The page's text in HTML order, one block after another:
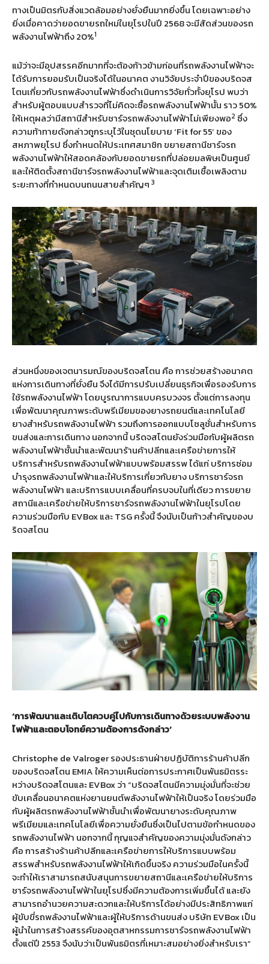
ทางเป็นมิตรกับสิ่งแวดล้อมอย่างยั่งยืนมากยิ่งขึ้น โดยเฉพาะอย่าง
ยิ่งเมื่อคาดว่ายอดขายรถใหม่ในยุโรปในปี 2568 จะมีสัดส่วนของรถ
พลังงานไฟฟ้าถึง 20%1
แม้ว่าจะมีอุปสรรคอีกมากที่จะต้องก้าวข้ามก่อนที่รถพลังงานไฟฟ้าจะ
ได้รับการยอมรับเป็นจริงได้ในอนาคต งานวิจัยประจำปีของบริดจส
โตนเกี่ยวกับรถพลังงานไฟฟ้าซึ่งดำเนินการวิจัยทั่วทั้งยุโรป พบว่า
สำหรับผู้ตอบแบบสำรวจที่ไม่คิดจะซื้อรถพลังงานไฟฟ้านั้น ราว 50%
ให้เหตุผลว่ามีสถานีสำหรับชาร์จรถพลังงานไฟฟ้าไม่เพียงพอ2 ซึ่ง
ความท้าทายดังกล่าวถูกระบุไว้ในชุดนโยบาย ‘Fit for 55’ ของ
สหภาพยุโรป ซึ่งกำหนดให้ประเทศสมาชิก ขยายสถานีชาร์จรถ
พลังงานไฟฟ้าให้สอดคล้องกับยอดขายรถที่ปล่อยมลพิษเป็นศูนย์
และให้ติดตั้งสถานีชาร์จรถพลังงานไฟฟ้าและจุดเติมเชื้อเพลิงตาม
ระยะทางที่กำหนดบนถนนสายสำคัญๆ 3
ส่วนหนึ่งของเจตนารมณ์ของบริดจสโตน คือ การช่วยสร้างอนาคต
แห่งการเดินทางที่ยั่งยืน จึงได้มีการปรับเปลี่ยนธุรกิจเพื่อรองรับการ
ใช้รถพลังงานไฟฟ้า โดยบูรณาการแบบครบวงจร ตั้งแต่การลงทุน
เพื่อพัฒนาคุณภาพระดับพรีเมียมของยางรถยนต์และเทคโนโลยี
ยางสำหรับรถพลังงานไฟฟ้า รวมถึงการออกแบบโซลูชั่นสำหรับการ
ขนส่งและการเดินทาง นอกจากนี้ บริดจสโตนยังร่วมมือกับผู้ผลิตรถ
พลังงานไฟฟ้าชั้นนำและพัฒนาร้านค้าปลีกและเครือข่ายการให้
บริการสำหรับรถพลังงานไฟฟ้าแบบพร้อมสรรพ ได้แก่ บริการซ่อม
บำรุงรถพลังงานไฟฟ้าและให้บริการเกี่ยวกับยาง บริการชาร์จรถ
พลังงานไฟฟ้า และบริการแบบเคลื่อนที่ครบจบในที่เดียว การขยาย
สถานีและเครือข่ายให้บริการชาร์จรถพลังงานไฟฟ้าในยุโรปโดย
ความร่วมมือกับ EVBox และ TSG ครั้งนี้ จึงนับเป็นก้าวสำคัญของบ
ริดจสโตน
‘การพัฒนาและเติบโตควบคู่ไปกับการเดินทางด้วยระบบพลังงาน
ไฟฟ้าและตอบโจทย์ความต้องการดังกล่าว’
Christophe de Valroger รองประธานฝ่ายปฏิบัติการร้านค้าปลีก
ของบริดจสโตน EMIA ให้ความเห็นต่อการประกาศเป็นพันธมิตรระ
หว่างบริดจสโตนและ EVBox ว่า “บริดจสโตนมีความมุ่งมั่นที่จะช่วย
ขับเคลื่อนอนาคตแห่งยานยนต์พลังงานไฟฟ้าให้เป็นจริง โดยร่วมมือ
กับผู้ผลิตรถพลังงานไฟฟ้าชั้นนำเพื่อพัฒนายางระดับคุณภาพ
พรีเมียมและเทคโนโลยีเพื่อความยั่งยืนซึ่งเป็นไปตามข้อกำหนดของ
รถพลังงานไฟฟ้า นอกจากนี้ กุญแจสำคัญของความมุ่งมั่นดังกล่าว
คือ การสร้างร้านค้าปลีกและเครือข่ายการให้บริการแบบพร้อม
สรรพสำหรับรถพลังงานไฟฟ้าให้เกิดขึ้นจริง ความร่วมมือในครั้งนี้
จะทำให้เราสามารถสนับสนุนการขยายสถานีและเครือข่ายให้บริการ
ชาร์จรถพลังงานไฟฟ้าในยุโรปซึ่งมีความต้องการเพิ่มขึ้นได้ และยัง
สามารถอำนวยความสะดวกและให้บริการได้อย่างมีประสิทธิภาพแก่
ผู้ขับขี่รถพลังงานไฟฟ้าและผู้ให้บริการด้านขนส่ง บริษัท EVBox เป็น
ผู้นำในการสร้างสรรค์ของอุตสาหกรรมการชาร์จรถพลังงานไฟฟ้า
ตั้งแต่ปี 2553 จึงนับว่าเป็นพันธมิตรที่เหมาะสมอย่างยิ่งสำหรับเรา”